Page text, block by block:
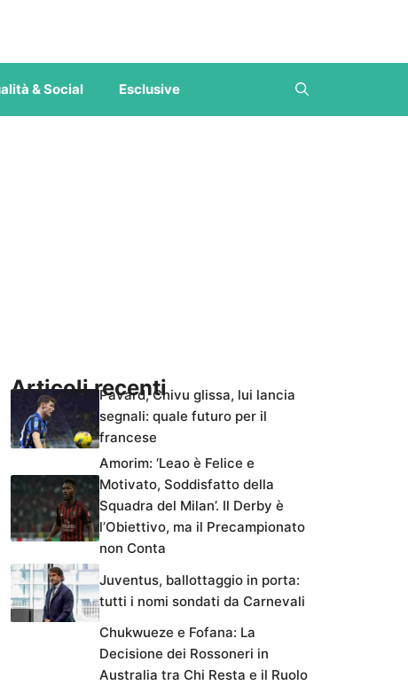
& Social Esclusive
Articoli recentiPavard, Chivu glissa, lui lancia
segnali: quale futuro per il
francese
Amorim: ‘Leao è Felice e
Motivato, Soddisfatto della
Squadra del Milan’. Il Derby è
l’Obiettivo, ma il Precampionato
non Conta
Juventus, ballottaggio in porta:
tutti i nomi sondati da Carnevali
Chukwueze e Fofana: La
Decisione dei Rossoneri in
Australia tra Chi Resta e il Ruolo